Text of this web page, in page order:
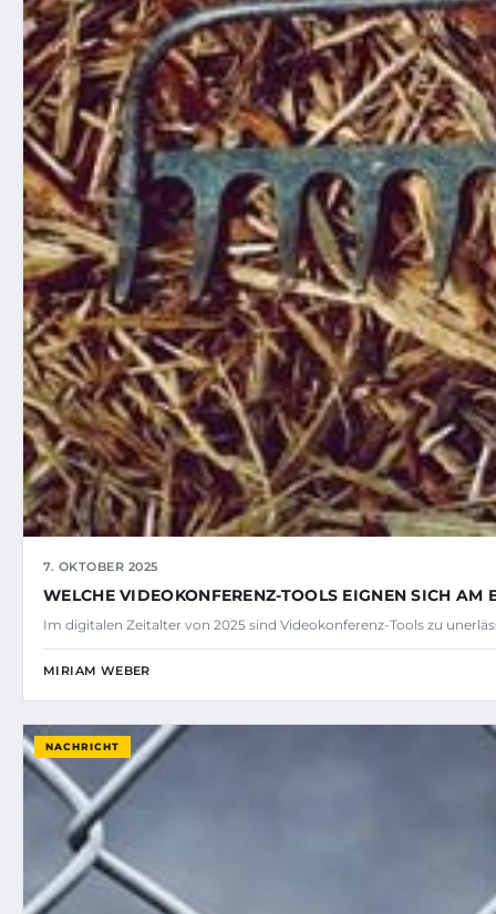
7. OKTOBER 2025
WELCHE VIDEOKONFERENZ-TOOLS EIGNEN SICH AM
Im digitalen Zeitalter von 2025 sind Videokonferenz-Tools zu
MIRIAM WEBER
NACHRICHT